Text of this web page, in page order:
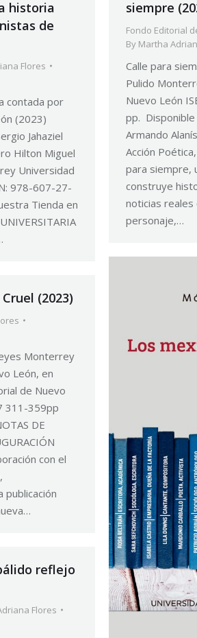
historia
de
Flores
contada por
(2023)
Jahaziel
Hilton Miguel
Universidad
978-607-27-
Tienda en
siempre
Fondo Editorial
By Martha
Calle para
Pulido
Nuevo León
pp. Disponible
Armando
Acción
para siempre,
construye
noticias reales
personaje,…
(2023)
Monterrey
León, en
de Nuevo
311-359pp
DE
con el
publicación
reflejo
Flores